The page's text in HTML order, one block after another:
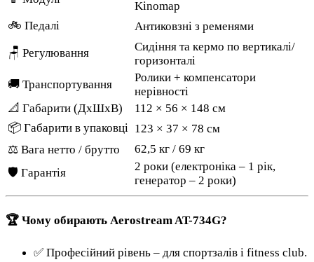
Kinomap
🚲 Педалі
Антиковзні з ременями
🪑 Регулювання
Сидіння та кермо по вертикалі/
горизонталі
🚚 Транспортування
Ролики + компенсатори
нерівності
📐 Габарити (ДхШхВ)
112 × 56 × 148 см
📦 Габарити в упаковці 123 × 37 × 78 см
⚖️ Вага нетто / брутто
62,5 кг / 69 кг
🛡 Гарантія
2 роки (електроніка – 1 рік,
генератор – 2 роки)
🏆 Чому обирають Aerostream AT-734G?
✅ Професійний рівень – для спортзалів і fitness club.